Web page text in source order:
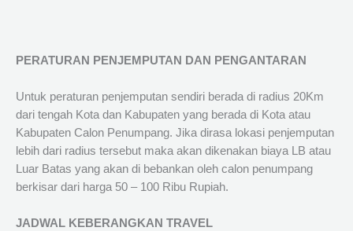
PERATURAN PENJEMPUTAN DAN PENGANTARAN
Untuk peraturan penjemputan sendiri berada di radius 20Km
dari tengah Kota dan Kabupaten yang berada di Kota atau
Kabupaten Calon Penumpang. Jika dirasa lokasi penjemputan
lebih dari radius tersebut maka akan dikenakan biaya LB atau
Luar Batas yang akan di bebankan oleh calon penumpang
berkisar dari harga 50 – 100 Ribu Rupiah.
JADWAL KEBERANGKAN TRAVEL